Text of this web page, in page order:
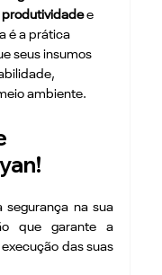
produtividade e
é a prática
seus insumos
ambiente.
segurança na sua
execução das suas